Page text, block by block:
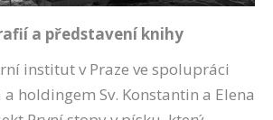
a představení knihy
institut v Praze ve spolupráci
holdingem Sv. Konstantin a Elena